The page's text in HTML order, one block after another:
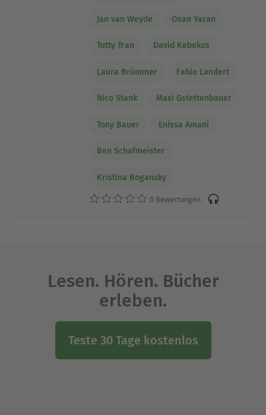
Jan van Weyde Osan Yaran
Tutty Tran David Kebekus
Laura Brümmer Fabio Landert
Nico Stank Maxi Gstettenbauer
Tony Bauer Enissa Amani
Ben Schafmeister
Kristina Bogansky
0 Bewertungen
Lesen. Hören. Bücher
erleben.
Teste 30 Tage kostenlos